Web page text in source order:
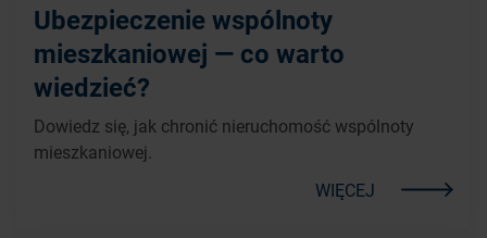
Ubezpieczenie wspólnoty
mieszkaniowej — co warto
wiedzieć?
Dowiedz się, jak chronić nieruchomość wspólnoty
mieszkaniowej.
WIĘCEJ